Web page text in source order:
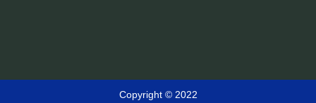
Copyright © 2022